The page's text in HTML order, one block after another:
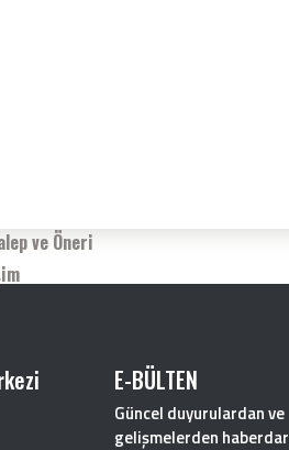
ve Öneri
E-BÜLTEN
Güncel duyurulardan ve
gelişmelerden haberdar